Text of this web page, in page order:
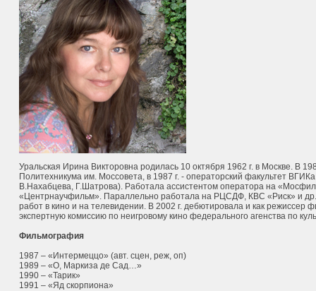
Уральская Ирина Викторовна родилась 10 октября 1962 г. в Москве. В
Политехникума им. Моссовета, в 1987 г. - операторский факультет
В.Нахабцева, Г.Шатрова). Работала ассистентом оператора на
«Центрнаучфильм». Параллельно работала на РЦСДФ, КВС «Риск» и др.
работ в кино и на телевидении. В 2002 г. дебютировала и как режиссер
экспертную комиссию по неигровому кино федерального агенства по
Фильмография
1987 – «Интермеццо» (авт. сцен, реж, оп)
1989 – «О, Маркиза де Сад…»
1990 – «Тарик»
1991 – «Яд скорпиона»